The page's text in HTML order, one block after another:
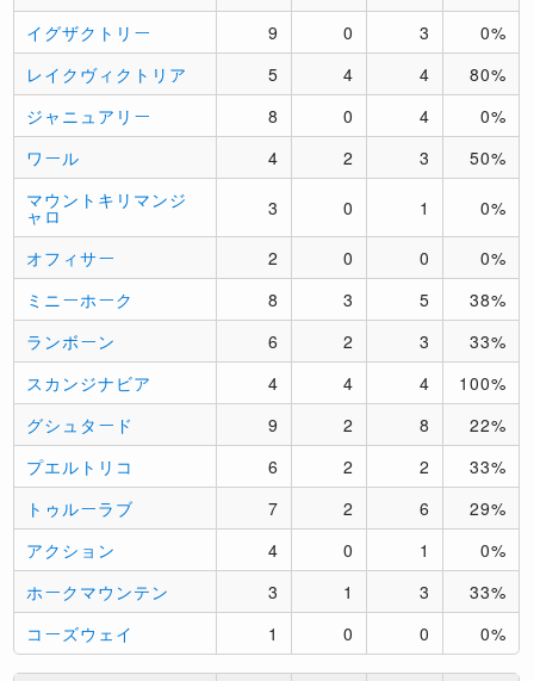
イグザクトリー
9 0 3
0%
レイクヴィクトリア
5 4 4
80%
ジャニュアリー
8 0 4
0%
ワール
4 2 3
50%
マウントキリマンジ
ャロ 3 0 1 0%
オフィサー 2 0 0
0%
ミニーホーク
8 3 5
38%
ランボーン
6 2 3
33%
スカンジナビア
4 4 4
100%
グシュタード
9 2 8
22%
プエルトリコ
6 2 2
33%
トゥルーラブ
7 2 6
29%
アクション
4 0 1
0%
ホークマウンテン
3 1 3
33%
コーズウェイ
1 0 0 0%